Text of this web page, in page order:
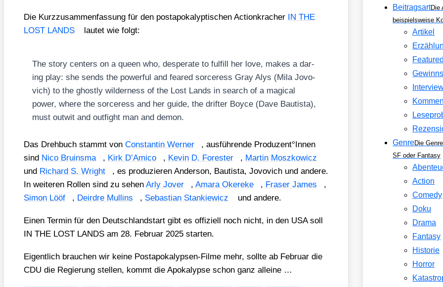
Die Kurz­zu­sam­men­fas­sung für den post­apo­ka­lyp­ti­schen Action­kra­cher IN THE
LOST LANDS
lau­tet wie folgt:
The sto­ry cen­ters on a queen who, despe­ra­te to ful­fill her love, makes a dar­
ing play: she sends the powerful and feared sorcer­ess Gray Alys (Mila Jovo­
vich) to the ghost­ly wil­der­ness of the Lost Lands in search of a magi­cal
power, whe­re the sorcer­ess and her gui­de, the drift­er Boy­ce (Dave Bau­tis­ta),
must out­wit and out­fight man and demon.
Das Dreh­buch stammt von Con­stan­tin Wer­ner
, aus­füh­ren­de Produzent°Innen
sind Nico Bru­ins­ma , Kirk D’A­mi­co , Kevin D. Fores­ter , Mar­tin Mosz­ko­wicz
und Richard S. Wright
, es pro­du­zie­ren Ander­son, Bau­tis­ta, Jovo­vich und ande­re.
In wei­te­ren Rol­len sind zu sehen Arly Jover , Ama­ra Oke­re­ke , Fraser James
,
Simon Lööf
, Deird­re Mul­lins , Sebas­ti­an Stan­kie­wicz und ande­re.
Einen Ter­min für den Deutsch­land­start gibt es offi­zi­ell noch nicht, in den USA soll
IN THE LOST LANDS am 28. Febru­ar 2025 star­ten.
Eigent­lich brau­chen wir kei­ne Post­apo­ka­lyp­sen-Fil­me mehr, soll­te ab Febru­ar die
CDU die Regie­rung stel­len, kommt die Apo­ka­lyp­se schon ganz allei­ne …
BeitragsartDie
beispielsweise
Artikel
GenreDie
SF oder Fantasy
Action
Comedy
Doku
Drama
Fantasy
Historie
Horror